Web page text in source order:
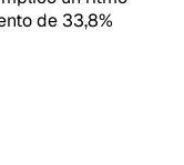
de 33,8%